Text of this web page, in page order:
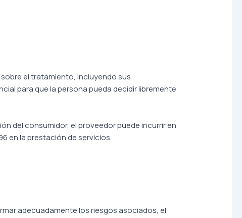
el tratamiento, incluyendo sus
para que la persona pueda decidir libremente
del consumidor, el proveedor puede incurrir en
en la prestación de servicios.
adecuadamente los riesgos asociados, el